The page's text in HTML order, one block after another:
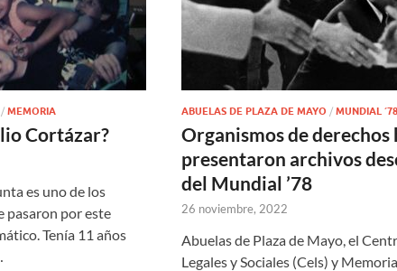
/ MEMORIA
Cortázar?
es uno de los
pasaron por este
Tenía 11 años
ABUELAS DE PLAZA DE MAYO / MUNDIAL ´78
Organismos de derechos
presentaron archivos
del Mundial ’78
26 noviembre, 2022
Abuelas de Plaza de Mayo, el
Legales y Sociales (Cels) y